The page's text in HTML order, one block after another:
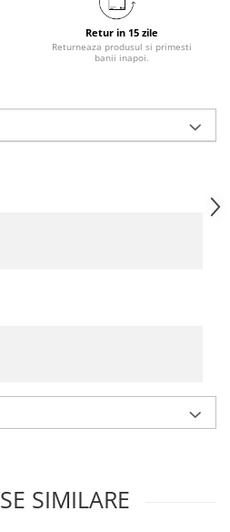
Retur in 15 zile
Returneaza produsul si primesti
banii inapoi.
SIMILARE